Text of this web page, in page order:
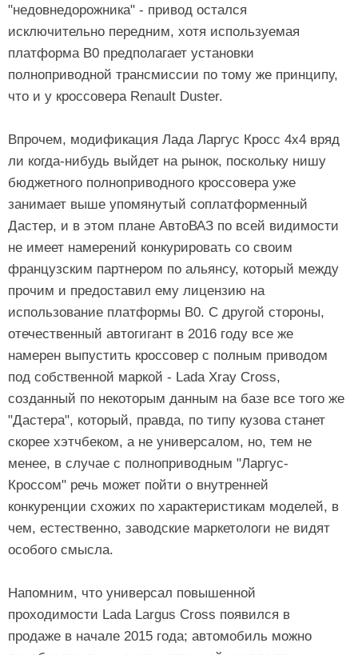
"недовнедорожника" - привод остался
исключительно передним, хотя используемая
платформа B0 предполагает установки
полноприводной трансмиссии по тому же принципу,
что и у кроссовера Renault Duster.
Впрочем, модификация Лада Ларгус Кросс 4х4 вряд
ли когда-нибудь выйдет на рынок, поскольку нишу
бюджетного полноприводного кроссовера уже
занимает выше упомянутый соплатформенный
Дастер, и в этом плане АвтоВАЗ по всей видимости
не имеет намерений конкурировать со своим
французским партнером по альянсу, который между
прочим и предоставил ему лицензию на
использование платформы B0. С другой стороны,
отечественный автогигант в 2016 году все же
намерен выпустить кроссовер с полным приводом
под собственной маркой - Lada Xray Cross,
созданный по некоторым данным на базе все того же
"Дастера", который, правда, по типу кузова станет
скорее хэтчбеком, а не универсалом, но, тем не
менее, в случае с полноприводным "Ларгус-
Кроссом" речь может пойти о внутренней
конкуренции схожих по характеристикам моделей, в
чем, естественно, заводские маркетологи не видят
особого смысла.
Напомним, что универсал повышенной
проходимости Lada Largus Cross появился в
продаже в начале 2015 года; автомобиль можно